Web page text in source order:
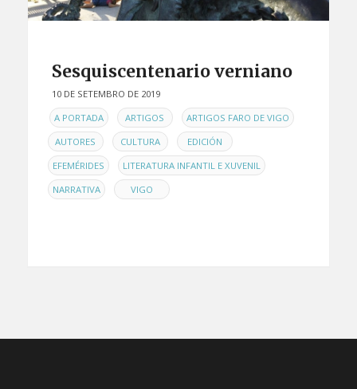
Sesquiscentenario verniano
10 DE SETEMBRO DE 2019
ENA PORTADA , ARTIGOS , ARTIGOS FARO DE VIGO ,
AUTORES , CULTURA , EDICIÓN ,
EFEMÉRIDES , LITERATURA INFANTIL E XUVENIL ,
NARRATIVA , VIGO